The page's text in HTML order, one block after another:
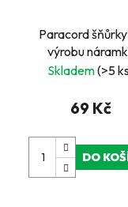
Paracord
výrobu
Camouflage –
Skladem(>5
69 Kč
DO